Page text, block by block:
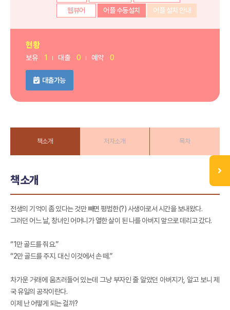
웹뷰어
어플 수동설치 어플 설치 안내
현황
보유 1 대출 0 예약 0
대출가능
책소개 저자소개 목차
책소개
전생의 기억이 좀 있다는 것만 빼면 평범한(?) 사생아로서 시간을 보내왔다.
그러던 어느 날, 창녀인 어머니가 열한 살이 된 나를 아버지 앞으로 데리고 갔다.
“1만 골드를 줘요.”
“2만 골드를 주지. 대신 이것에서 손 떼.”
차가운 거래에 움츠러들어 있는데 그냥 부자인 줄 알았던 아버지가, 알고 보니 제
국 유일의 공작이란다.
이제 난 어떻게 되는 걸까?